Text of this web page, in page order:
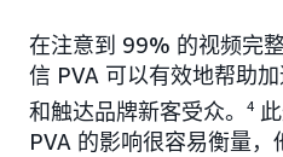
在注意到 99% 的视频完
信 PVA 可以有效地帮助
和触达品牌新客受众。
4
PVA 的影响很容易衡量